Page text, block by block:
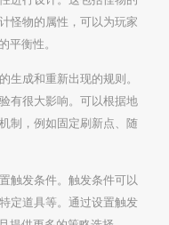
怪物的属性，可以为玩家
衡性。
生成和重新出现的规则。
有很大影响。可以根据地
制，例如固定刷新点、随
触发条件。触发条件可以
定道具等。通过设置触发